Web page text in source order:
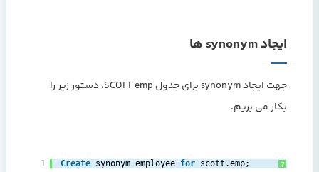
ایجاد synonym ها
جهت ایجاد synonym برای جدول SCOTT emp، دستور زیر را
بکار می بریم.
?
1 Create synonym employee for scott.emp;‎